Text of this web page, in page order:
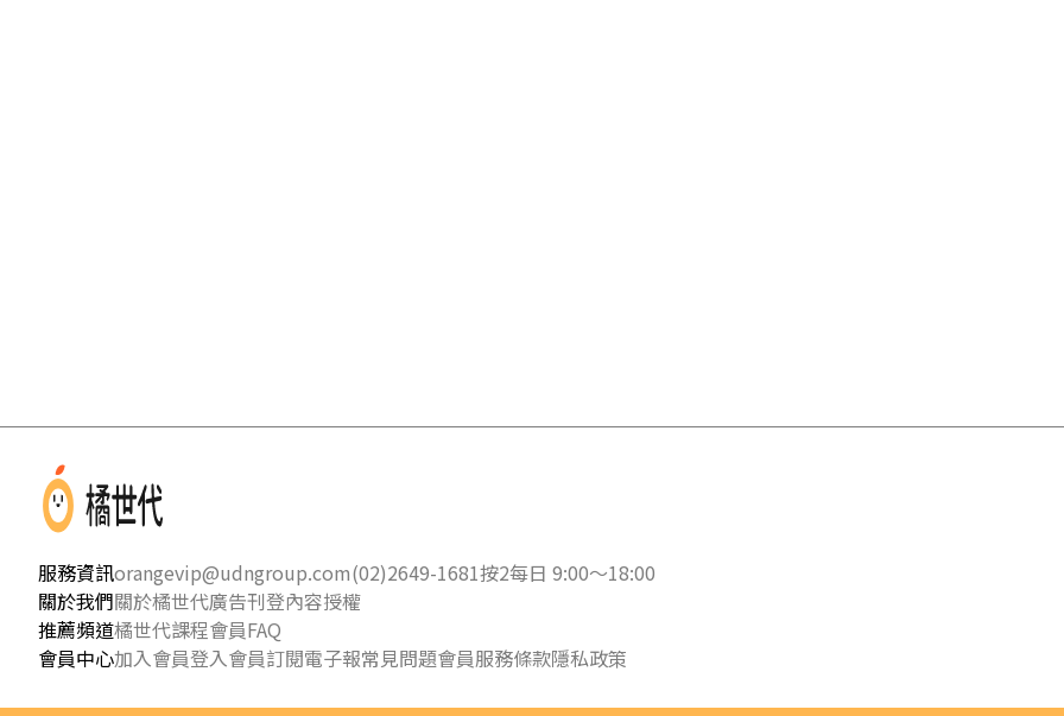
服務資訊orangevip@udngroup.com(02)2649-1681按2每日 9:00～18:00
關於我們關於橘世代廣告刊登內容授權
推薦頻道橘世代課程會員FAQ
會員中心加入會員登入會員訂閱電子報常見問題會員服務條款隱私政策